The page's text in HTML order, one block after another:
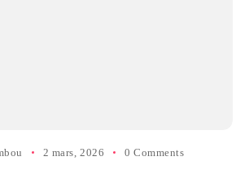
2 mars, 2026 0 Comments